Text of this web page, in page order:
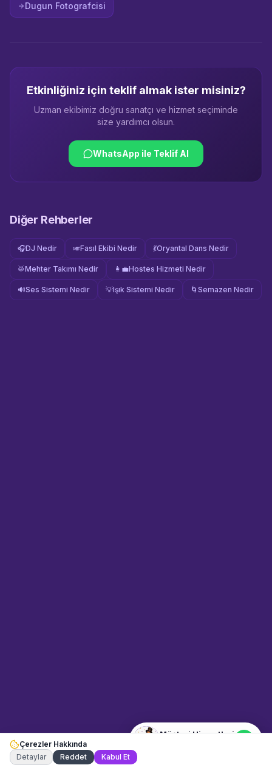
Dugun Fotografcisi
Etkinliğiniz için teklif almak ister misiniz?
Uzman ekibimiz doğru sanatçı ve hizmet seçiminde
size yardımcı olsun.
WhatsApp ile Teklif Al
Diğer Rehberler
🎧DJ Nedir 🎺Fasıl Ekibi Nedir 💃Oryantal Dans Nedir
🥁Mehter Takımı Nedir 👩‍💼Hostes Hizmeti Nedir
🔊Ses Sistemi Nedir 💡Işık Sistemi Nedir 🌀 Semazen Nedir
Müşteri Hizmetleri
Çerezler Hakkında
Detaylar
Reddet Kabul Et